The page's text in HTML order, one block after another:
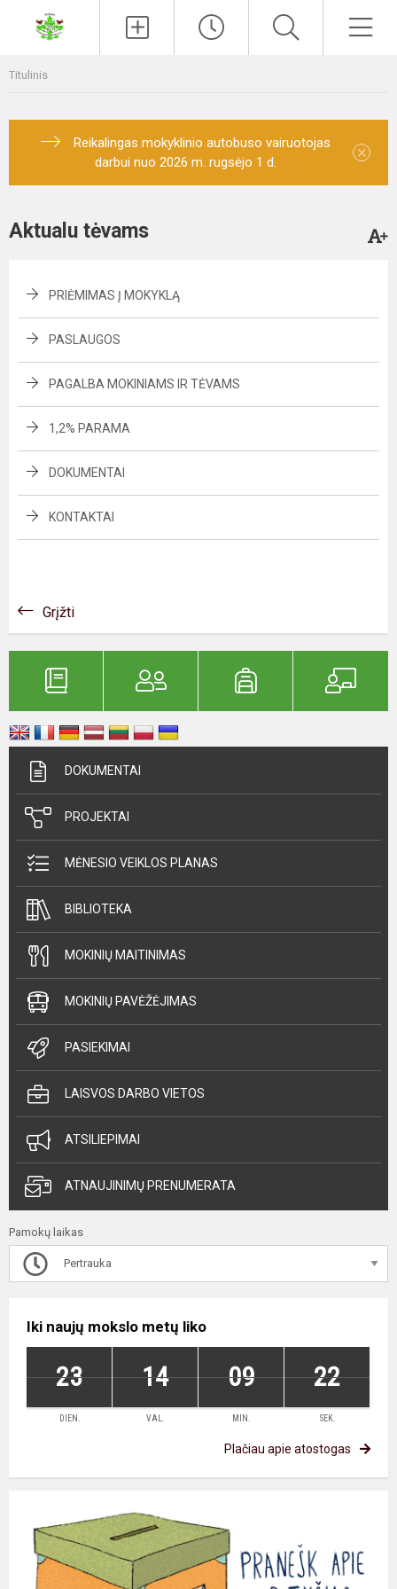
Titulinis
Reikalingas mokyklinio autobuso vairuotojas
darbui nuo 2026 m. rugsėjo 1 d.
×
Aktualu tėvams
PRIĖMIMAS Į MOKYKLĄ
PASLAUGOS
PAGALBA MOKINIAMS IR TĖVAMS
1,2% PARAMA
DOKUMENTAI
KONTAKTAI
Grįžti
DOKUMENTAI
PROJEKTAI
MĖNESIO VEIKLOS PLANAS
BIBLIOTEKA
MOKINIŲ MAITINIMAS
MOKINIŲ PAVĖŽĖJIMAS
PASIEKIMAI
LAISVOS DARBO VIETOS
ATSILIEPIMAI
ATNAUJINIMŲ PRENUMERATA
Pamokų laikas
Pertrauka
Iki naujų mokslo metų liko
23 14 09 22
DIEN. VAL. MIN. SEK.
Plačiau apie atostogas